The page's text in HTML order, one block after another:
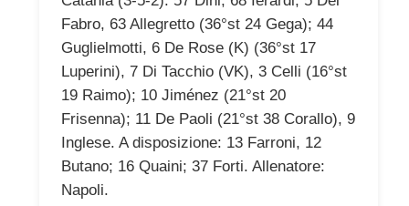
Fabro, 63 Allegretto (36°st 24 Gega); 44
Guglielmotti, 6 De Rose (K) (36°st 17
Luperini), 7 Di Tacchio (VK), 3 Celli (16°st
19 Raimo); 10 Jiménez (21°st 20
Frisenna); 11 De Paoli (21°st 38 Corallo), 9
Inglese. A disposizione: 13 Farroni, 12
Butano; 16 Quaini; 37 Forti. Allenatore:
Napoli.